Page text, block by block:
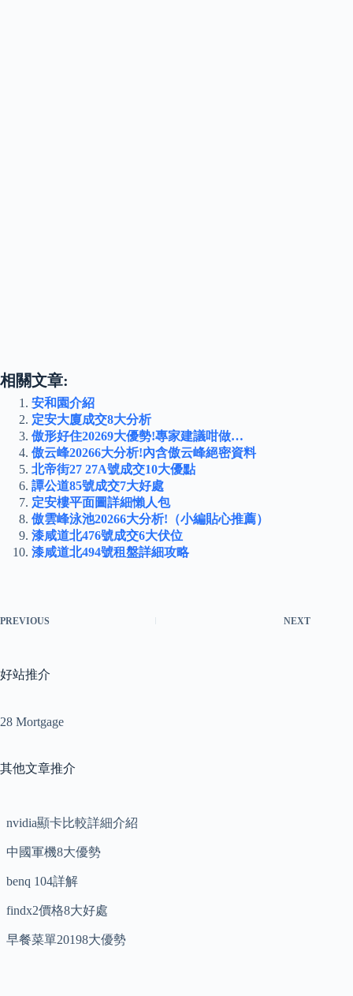
相關文章:
安和園介紹
定安大廈成交8大分析
傲形好住20269大優勢!專家建議咁做…
傲云峰20266大分析!內含傲云峰絕密資料
北帝街27 27A號成交10大優點
譚公道85號成交7大好處
定安樓平面圖詳細懶人包
傲雲峰泳池20266大分析!（小編貼心推薦）
漆咸道北476號成交6大伏位
漆咸道北494號租盤詳細攻略
PREVIOUS NEXT
好站推介
28 Mortgage
其他文章推介
nvidia顯卡比較詳細介紹
中國軍機8大優勢
benq 104詳解
findx2價格8大好處
早餐菜單20198大優勢